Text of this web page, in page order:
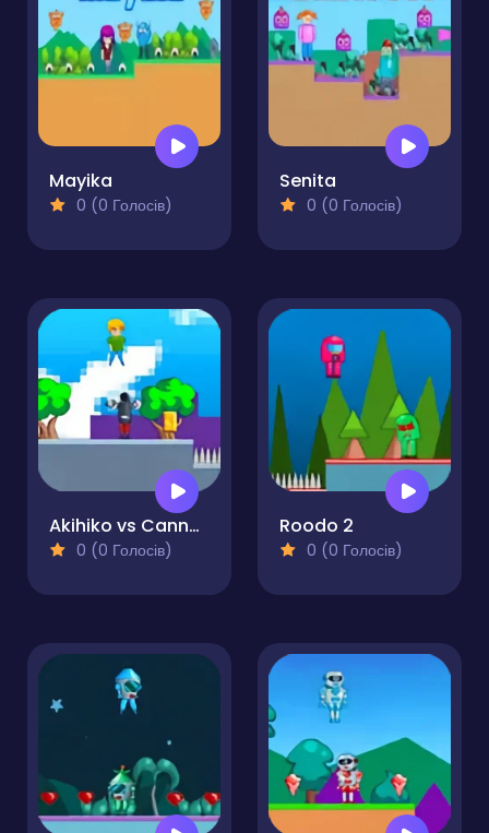
Mayika
0 (0 Голосів)
Senita
0 (0 Голосів)
Akihiko vs Cannons
0 (0 Голосів)
Roodo 2
0 (0 Голосів)